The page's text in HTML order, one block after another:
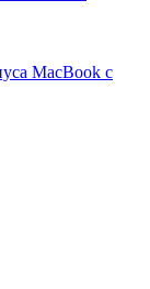
MacBook с